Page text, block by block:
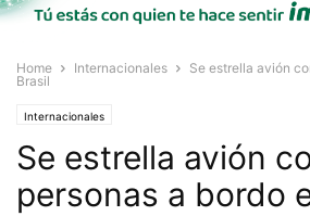
Home Internacionales
Se estrella avión
Brasil
Internacionales
Se estrella avión
personas a bordo